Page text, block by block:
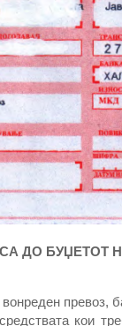
ДО БУЏЕТОТ
превоз,
кои